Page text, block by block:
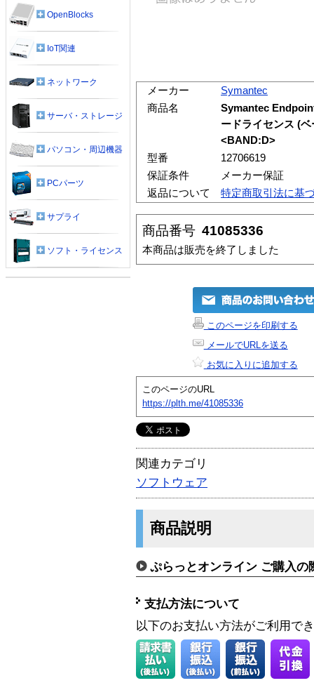
メーカー
Symantec
商品名
Symantec
ードライセンス (
<BAND:D>
型番
12706619
保証条件
メーカー保証
返品について
特定商取引法に基
商品番号 41085336
本商品は販売を終了しました
このページを印刷する
メールでURLを送る
お気に入りに追加する
このページのURL
https://plth.me/41085336
関連カテゴリ
ソフトウェア
商品説明
ぷらっとオンライン ご購入の
支払方法について
以下のお支払い方法がご利用で
OpenBlocks
IoT関連
ネットワーク
サーバ・ストレージ
パソコン・周辺機器
PCパーツ
サプライ
ソフト・ライセンス